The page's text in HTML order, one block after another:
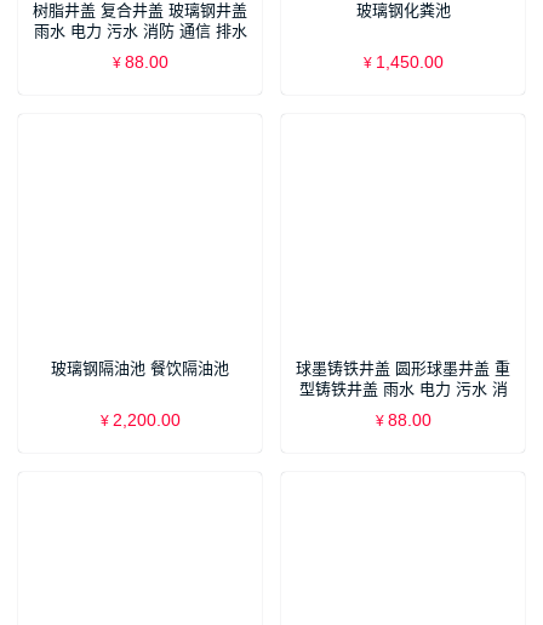
树脂井盖 复合井盖 玻璃钢井盖
雨水 电力 污水 消防 通信 排水
盖板 沙井盖 下水道 窨井盖
¥ 88.00
玻璃钢化粪池
¥ 1,450.00
玻璃钢隔油池 餐饮隔油池
¥ 2,200.00
球墨铸铁井盖 圆形球墨井盖 重
型铸铁井盖 雨水 电力 污水 消
防 通信 排水盖板 沙井盖 下水
道 窨井盖
¥ 88.00